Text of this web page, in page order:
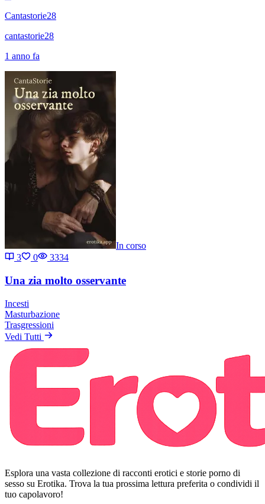
Cantastorie28
cantastorie28
1 anno fa
In corso
3
0 3334
Una zia molto osservante
Incesti
Masturbazione
Trasgressioni
Vedi Tutti
Esplora una vasta collezione di racconti erotici e storie porno di
sesso su Erotika. Trova la tua prossima lettura preferita o condividi il
tuo capolavoro!